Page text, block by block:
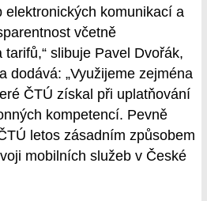
elektronických komunikací a
včetně
slibuje Pavel Dvořák,
dodává: „Využijeme zejména
ČTÚ získal při uplatňování
kompetencí. Pevně
letos zásadním způsobem
mobilních služeb v České